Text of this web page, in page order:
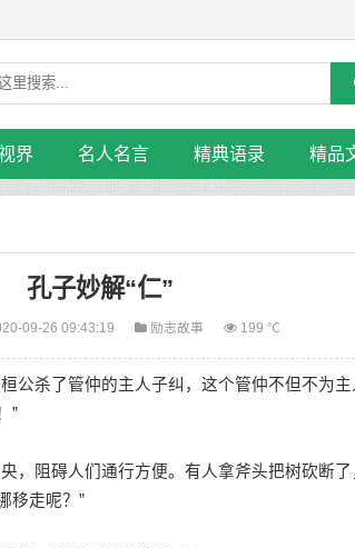
界 名人名言 精典语录 精品
孔子妙解“仁”
09-26 09:43:19 励志故事 199 ℃
杀了管仲的主人子纠，这个管仲不但不为主
”
阻碍人们通行方便。有人拿斧头把树砍断了
移走呢？”